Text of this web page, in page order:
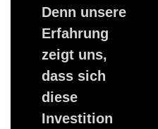
Denn unsere
Erfahrung
zeigt uns,
dass sich
diese
Investition